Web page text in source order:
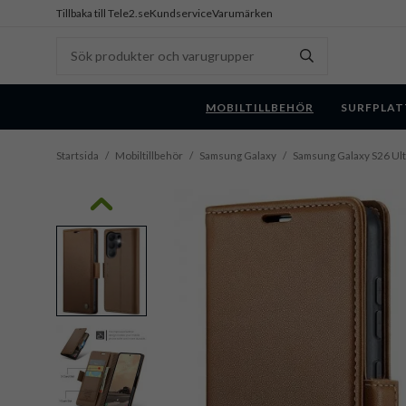
Tillbaka till Tele2.seKundserviceVarumärken
MOBILTILLBEHÖR
Startsida / Mobiltillbehör / Samsung Galaxy / Samsung Galaxy S26